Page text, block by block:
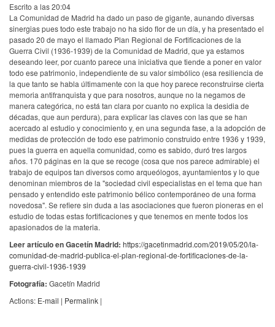
Escrito a las 20:04
La Comunidad de Madrid ha dado un paso de gigante, aunando diversas
sinergias pues todo este trabajo no ha sido flor de un día, y ha presentado el
pasado 20 de mayo el llamado Plan Regional de Fortificaciones de la
Guerra Civil (1936-1939) de la Comunidad de Madrid, que ya estamos
deseando leer, por cuanto parece una iniciativa que tiende a poner en valor
todo ese patrimonio, independiente de su valor simbólico (esa resiliencia de
la que tanto se habla últimamente con la que hoy parece reconstruirse cierta
memoria antifranquista y que para nosotros, aunque no la negamos de
manera categórica, no está tan clara por cuanto no explica la desidia de
décadas, que aun perdura), para explicar las claves con las que se han
acercado al estudio y conocimiento y, en una segunda fase, a la adopción de
medidas de protección de todo ese patrimonio construido entre 1936 y 1939,
pues la guerra en aquella comunidad, como es sabido, duró tres largos
años. 170 páginas en la que se recoge (cosa que nos parece admirable) el
trabajo de equipos tan diversos como arqueólogos, ayuntamientos y lo que
denominan miembros de la "sociedad civil especialistas en el tema que han
pensado y entendido este patrimonio bélico contemporáneo de una forma
novedosa". Se refiere sin duda a las asociaciones que fueron pioneras en el
estudio de todas estas fortificaciones y que tenemos en mente todos los
apasionados de la materia.
Leer artículo en Gacetín Madrid: https://gacetinmadrid.com/2019/05/20/la-
comunidad-de-madrid-publica-el-plan-regional-de-fortificaciones-de-la-
guerra-civil-1936-1939
Fotografía: Gacetín Madrid
Actions: E-mail | Permalink |